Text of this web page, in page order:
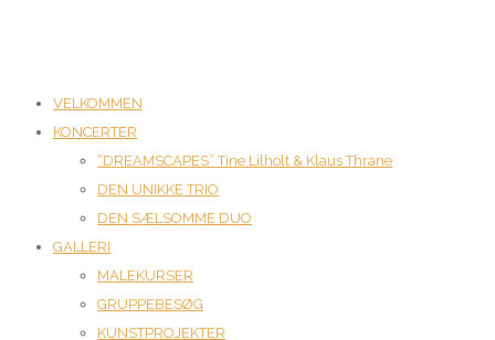
VELKOMMEN
KONCERTER
“DREAMSCAPES” Tine Lilholt & Klaus Thrane
DEN UNIKKE TRIO
DEN SÆLSOMME DUO
GALLERI
MALEKURSER
GRUPPEBESØG
KUNSTPROJEKTER